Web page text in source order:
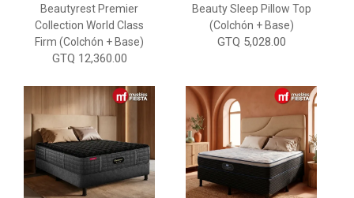
Beautyrest Premier
Collection World Class
Firm (Colchón + Base)
GTQ 12,360.00
Beauty Sleep Pillow Top
(Colchón + Base)
GTQ 5,028.00